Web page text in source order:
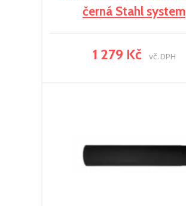
černá Stahl system
1 279 Kč vč. DPH